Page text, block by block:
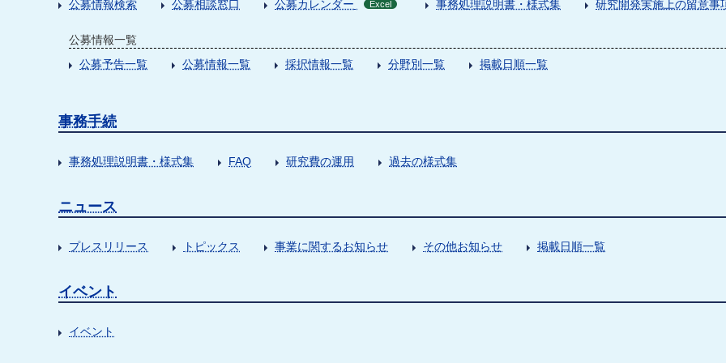
公募情報検索 公募相談窓口 公募カレンダー Excel 事務処理説明書・様式集 研究開発実施上の留意事
公募情報一覧
公募予告一覧
公募情報一覧 採択情報一覧 分野別一覧 掲載日順一覧
事務手続
事務処理説明書・様式集 FAQ 研究費の運用 過去の様式集
ニュース
プレスリリース トピックス 事業に関するお知らせ その他お知らせ 掲載日順一覧
イベント
イベント